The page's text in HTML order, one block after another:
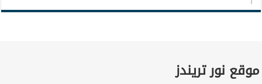
موقع نور تريندز